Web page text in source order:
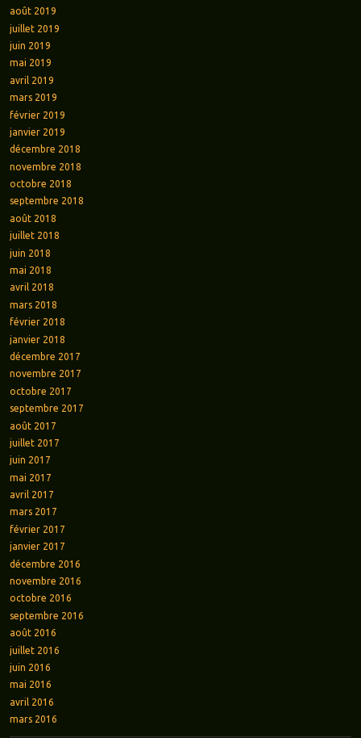
août 2019
juillet 2019
juin 2019
mai 2019
avril 2019
mars 2019
février 2019
janvier 2019
décembre 2018
novembre 2018
octobre 2018
septembre 2018
août 2018
juillet 2018
juin 2018
mai 2018
avril 2018
mars 2018
février 2018
janvier 2018
décembre 2017
novembre 2017
octobre 2017
septembre 2017
août 2017
juillet 2017
juin 2017
mai 2017
avril 2017
mars 2017
février 2017
janvier 2017
décembre 2016
novembre 2016
octobre 2016
septembre 2016
août 2016
juillet 2016
juin 2016
mai 2016
avril 2016
mars 2016